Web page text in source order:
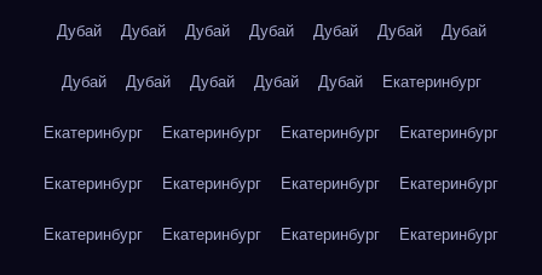
Дубай Дубай Дубай Дубай Дубай Дубай Дубай
Дубай Дубай Дубай Дубай Дубай Екатеринбург
Екатеринбург Екатеринбург Екатеринбург Екатеринбург
Екатеринбург Екатеринбург Екатеринбург Екатеринбург
Екатеринбург Екатеринбург Екатеринбург Екатеринбург